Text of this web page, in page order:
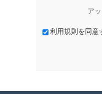
ア
利用規則を同意